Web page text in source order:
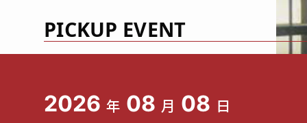
PICKUP EVENT
2026 年 08 月 08 日